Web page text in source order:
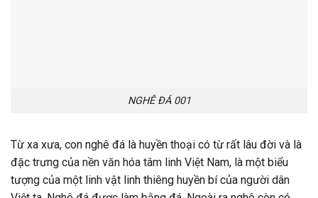
NGHÊ ĐÁ 001
Từ xa xưa, con nghê đá là huyền thoại có từ rất lâu đời và là
đặc trưng của nền văn hóa tâm linh Việt Nam, là một biểu
tượng của một linh vật linh thiêng huyền bí của người dân